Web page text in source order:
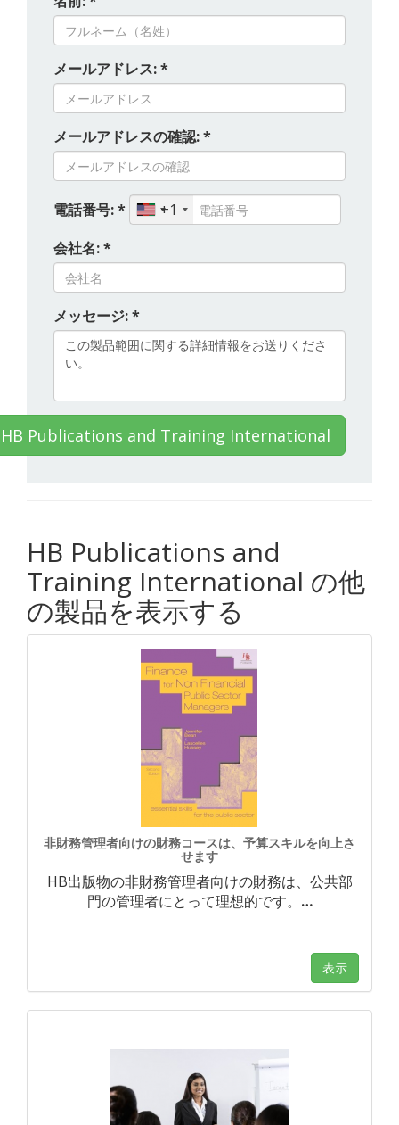
メールアドレス: *
メールアドレスの確認: *
電話番号: *
+1
会社名: *
メッセージ: *
HB Publications and Training International
HB Publications and
Training International の他
の製品を表示する
非財務管理者向けの財務コースは、予算スキルを向上さ
せます
HB出版物の非財務管理者向けの財務は、公共部
門の管理者にとって理想的です。 …
表示